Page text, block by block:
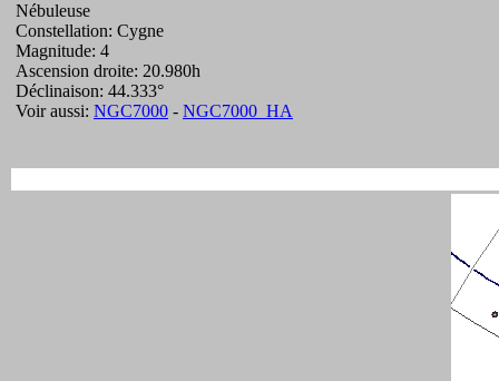
Nébuleuse
Constellation: Cygne
Magnitude: 4
Ascension droite: 20.980h
Déclinaison: 44.333°
Voir aussi: NGC7000 - NGC7000_HA